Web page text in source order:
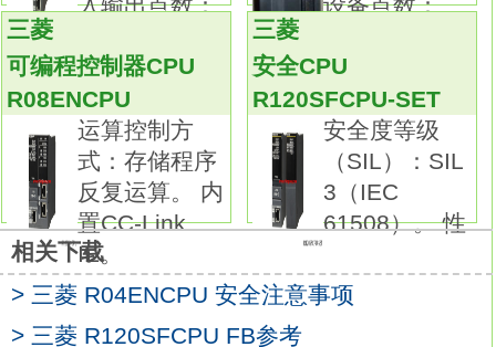
运动SFC程序。
运动CPU模块通过“运动SFC(Sequential
Function Chart)”，以流程图的形式描述运动控
制程序。
可通过适合用于事件处理的运动SFC描述运动
CPU模块的程序，
用运动CPU模块统一控制设备的一系列动作，
提高事件响应性。输入电源电压：AC100〜
240V。
输入频率：50/60Hz正负5%。
输入最大视在功率：130VA。
三菱
可编程控制器CPU
R08ENCPU
运算控制方
式：存储程序
反复运算。 内
置CC-Link
IE。
三菱
安全CPU
R120SFCPU-SET
安全度等级
（SIL）：SIL
3（IEC
61508）。 性
相关下载
> 三菱 R04ENCPU 安全注意事项
> 三菱 R120SFCPU FB参考